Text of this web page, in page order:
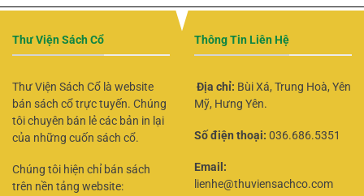
Thư Viện Sách Cổ
Thư Viện Sách Cổ là website
bán sách cổ trực tuyến. Chúng
tôi chuyên bán lẻ các bản in lại
của những cuốn sách cổ.
Chúng tôi hiện chỉ bán sách
trên nền tảng website:
Thông Tin Liên Hệ
Địa chỉ: Bùi Xá, Trung Hoà, Yên
Mỹ, Hưng Yên.
Số điện thoại: 036.686.5351
Email:
lienhe@thuviensachco.com